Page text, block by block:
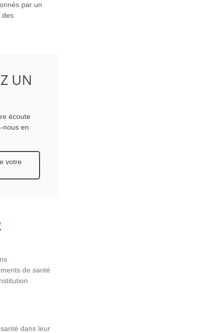
par un
des
UN
écoute
nous en
votre
de santé
dans leur